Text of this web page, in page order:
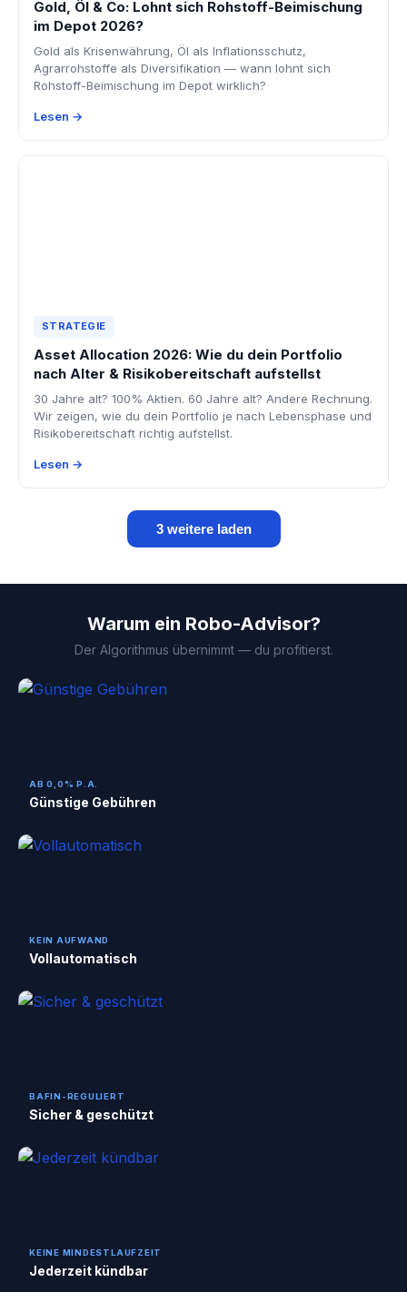
Gold, Öl & Co: Lohnt sich Rohstoff-Beimischung
im Depot 2026?
Gold als Krisenwährung, Öl als Inflationsschutz,
Agrarrohstoffe als Diversifikation — wann lohnt sich
Rohstoff-Beimischung im Depot wirklich?
Lesen →
STRATEGIE
Asset Allocation 2026: Wie du dein Portfolio
nach Alter & Risikobereitschaft aufstellst
30 Jahre alt? 100% Aktien. 60 Jahre alt? Andere Rechnung.
Wir zeigen, wie du dein Portfolio je nach Lebensphase und
Risikobereitschaft richtig aufstellst.
Lesen →
3 weitere laden
Warum ein Robo-Advisor?
Der Algorithmus übernimmt — du profitierst.
AB 0,0% P.A.
Günstige Gebühren
KEIN AUFWAND
Vollautomatisch
BAFIN-REGULIERT
Sicher & geschützt
KEINE MINDESTLAUFZEIT
Jederzeit kündbar